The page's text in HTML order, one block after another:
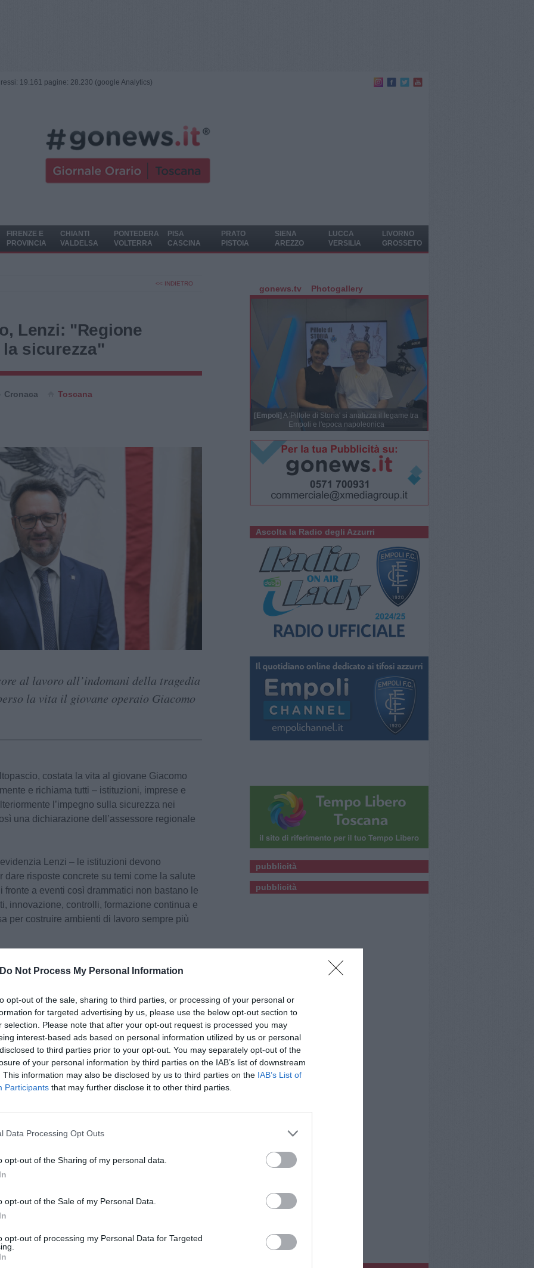
Do Not Process My Personal Information
opt-out of the sale, sharing to third parties, or processing of your personal or
for targeted advertising by us, please use the below opt-out section to
selection. Please note that after your opt-out request is processed you may
interest-based ads based on personal information utilized by us or personal
to third parties prior to your opt-out. You may separately opt-out of the
of your personal information by third parties on the IAB’s list of downstream
This information may also be disclosed by us to third parties on the IAB’s List of
Participants that may further disclose it to other third parties.
Data Processing Opt Outs
opt-out of the Sharing of my personal data.
opt-out of the Sale of my Personal Data.
opt-out of processing my Personal Data for Targeted
19.161 pagine: 28.230 (google Analytics)
FIRENZE E
PROVINCIA
CHIANTI
VALDELSA
PONTEDERA
VOLTERRA
PISA
CASCINA
PRATO
PISTOIA
SIENA
AREZZO
LUCCA
VERSILIA
LIVORNO
GROSSETO
<< INDIETRO
Lenzi: "Regione
sicurezza"
Cronaca Toscana
al lavoro all’indomani della tragedia
la vita il giovane operaio Giacomo
costata la vita al giovane Giacomo
e richiama tutti – istituzioni, imprese e
l’impegno sulla sicurezza nei
una dichiarazione dell’assessore regionale
Lenzi – le istituzioni devono
dare risposte concrete su temi come la salute
fronte a eventi così drammatici non bastano le
innovazione, controlli, formazione continua e
per costruire ambienti di lavoro sempre più
delle iniziative assunte proprio in questo
tema. “Appena una settimana fa abbiamo
ulteriori 2 milioni di euro, attraverso il
bando che uscirà a giugno e sosterrà
rispetto agli obblighi previsti dalla
salgono a oltre 6 milioni di euro le risorse
ultimi due anni per diffondere tra imprese,
della prevenzione e della sicurezza. Un
risultati importanti, con 67 progetti avviati o
persone coinvolte in attività formative.
aggiuntiva rappresenti un pilastro
e malattie professionali: investire nel
strumenti concreti per riconoscere i rischi,
sicuri”.
– continua Lenzi – la Regione sta
e progetti pilota dedicati all’utilizzo
artificiale applicata ai processi produttivi,
capaci di ridurre i rischi nelle attività più
il ripetersi di tragedie come quella di
in atto tutte le iniziative preventive
gonews.tv Photogallery
[Empoli] A 'Pillole di Storia' si analizza il legame tra
Empoli e l'epoca napoleonica
Ascolta la Radio degli Azzurri
pubblicità
pubblicità